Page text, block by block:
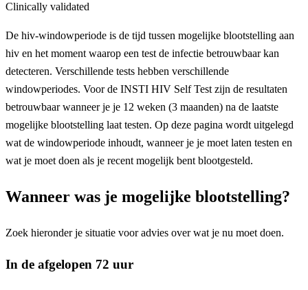
Clinically validated
De hiv-windowperiode is de tijd tussen mogelijke blootstelling aan
hiv en het moment waarop een test de infectie betrouwbaar kan
detecteren. Verschillende tests hebben verschillende
windowperiodes. Voor de INSTI HIV Self Test zijn de resultaten
betrouwbaar wanneer je je 12 weken (3 maanden) na de laatste
mogelijke blootstelling laat testen. Op deze pagina wordt uitgelegd
wat de windowperiode inhoudt, wanneer je je moet laten testen en
wat je moet doen als je recent mogelijk bent blootgesteld.
Wanneer was je mogelijke blootstelling?
Zoek hieronder je situatie voor advies over wat je nu moet doen.
In de afgelopen 72 uur